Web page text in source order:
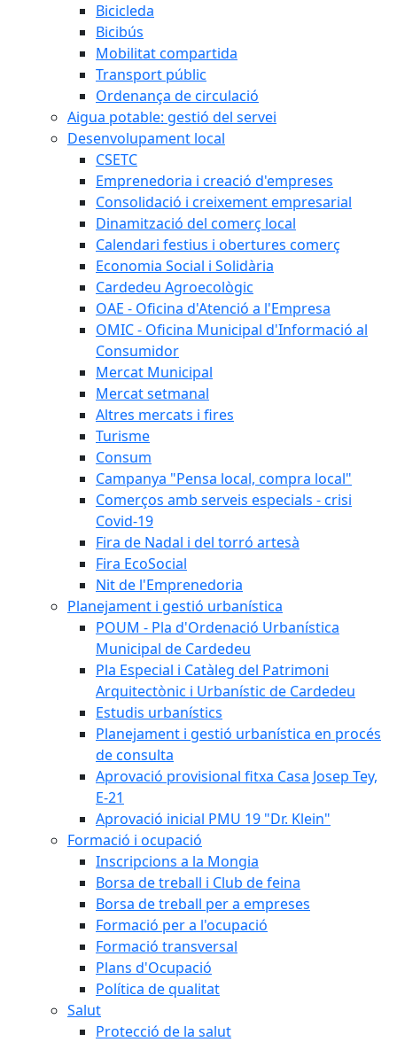
Bicicleda
Bicibús
Mobilitat compartida
Transport públic
Ordenança de circulació
Aigua potable: gestió del servei
Desenvolupament local
CSETC
Emprenedoria i creació d'empreses
Consolidació i creixement empresarial
Dinamització del comerç local
Calendari festius i obertures comerç
Economia Social i Solidària
Cardedeu Agroecològic
OAE - Oficina d'Atenció a l'Empresa
OMIC - Oficina Municipal d'Informació al
Consumidor
Mercat Municipal
Mercat setmanal
Altres mercats i fires
Turisme
Consum
Campanya "Pensa local, compra local"
Comerços amb serveis especials - crisi
Covid-19
Fira de Nadal i del torró artesà
Fira EcoSocial
Nit de l'Emprenedoria
Planejament i gestió urbanística
POUM - Pla d'Ordenació Urbanística
Municipal de Cardedeu
Pla Especial i Catàleg del Patrimoni
Arquitectònic i Urbanístic de Cardedeu
Estudis urbanístics
Planejament i gestió urbanística en procés
de consulta
Aprovació provisional fitxa Casa Josep Tey,
E-21
Aprovació inicial PMU 19 "Dr. Klein"
Formació i ocupació
Inscripcions a la Mongia
Borsa de treball i Club de feina
Borsa de treball per a empreses
Formació per a l'ocupació
Formació transversal
Plans d'Ocupació
Política de qualitat
Salut
Protecció de la salut